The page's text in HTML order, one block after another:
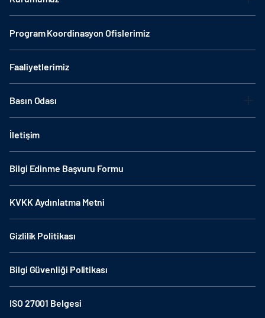
Program Koordinasyon Ofislerimiz
Faaliyetlerimiz
Basın Odası
İletişim
Bilgi Edinme Başvuru Formu
KVKK Aydınlatma Metni
Gizlilik Politikası
Bilgi Güvenliği Politikası
ISO 27001 Belgesi